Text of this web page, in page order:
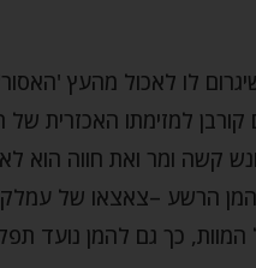
לו לאכול מהעץ
למזימתו האכזרית
קשה ומר ואת חווה הוא
הרשע –צאצאו של
כך גם להמן נועד